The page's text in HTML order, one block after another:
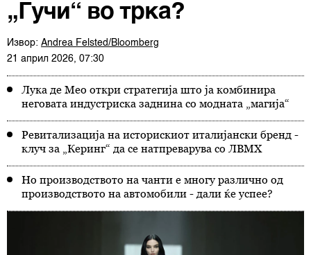
„Гучи“ во трка?
Извор: Andrea Felsted/Bloomberg
21 април 2026, 07:30
Лука де Мео откри стратегија што ја комбинира
неговата индустриска заднина со модната „магија“
Ревитализација на историскиот италијански бренд -
клуч за „Керинг“ да се натпреварува со ЛВМХ
Но производството на чанти е многу различно од
производството на автомобили - дали ќе успее?